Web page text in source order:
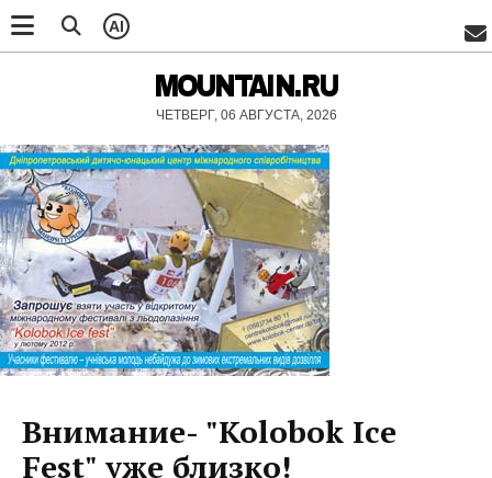
AI
MOUNTAIN.RU
ЧЕТВЕРГ, 06 АВГУСТА, 2026
Внимание- "Kolobok Ice
Fest" уже близко!